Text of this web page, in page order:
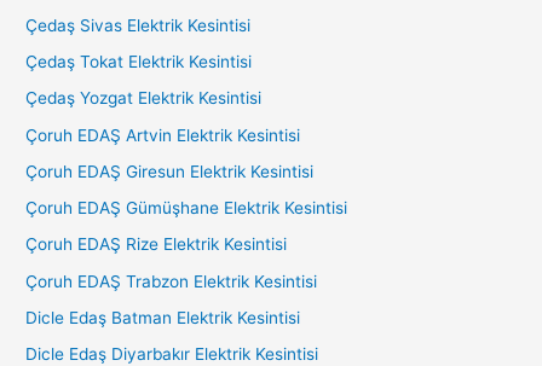
Çedaş Sivas Elektrik Kesintisi
Çedaş Tokat Elektrik Kesintisi
Çedaş Yozgat Elektrik Kesintisi
Çoruh EDAŞ Artvin Elektrik Kesintisi
Çoruh EDAŞ Giresun Elektrik Kesintisi
Çoruh EDAŞ Gümüşhane Elektrik Kesintisi
Çoruh EDAŞ Rize Elektrik Kesintisi
Çoruh EDAŞ Trabzon Elektrik Kesintisi
Dicle Edaş Batman Elektrik Kesintisi
Dicle Edaş Diyarbakır Elektrik Kesintisi